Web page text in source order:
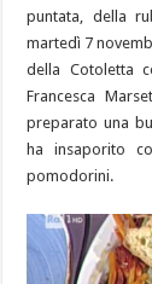
puntata, della
martedì 7
della Cotoletta
Francesca
preparato una
ha insaporito
pomodorini.